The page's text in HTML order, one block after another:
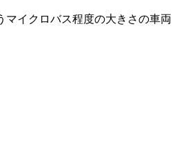
マイクロバス程度の大きさの車両